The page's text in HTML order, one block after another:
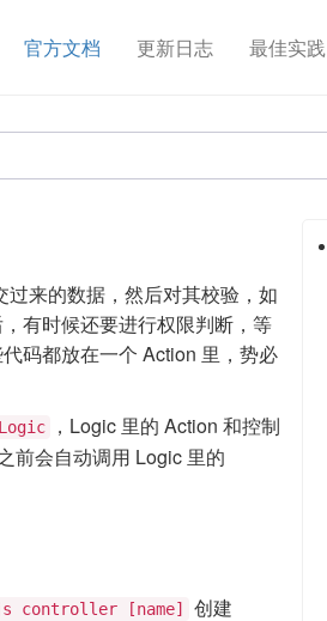
官方文档 更新日志 最佳实践
来的数据，然后对其校验，如
有时候还要进行权限判断，等
码都放在一个 Action 里，势必
Logic
，Logic 里的 Action 和控制
前会自动调用 Logic 里的
controller [name]
创建